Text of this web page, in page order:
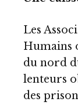
Les
Humains
du nord
lenteurs
des